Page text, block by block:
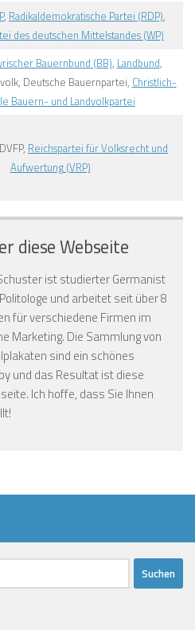
, Radikaldemokratische Partei (RDP),
des deutschen Mittelstandes (WP)
Bauernbund (BB), Landbund,
Deutsche Bauernpartei, Christlich-
Bauern- und Landvolkpartei
Reichspartei für Volksrecht und
Aufwertung (VRP)
diese Webseite
ist studierter Germanist
und arbeitet seit über 8
für verschiedene Firmen im
Marketing. Die Sammlung von
sind ein schönes
und das Resultat ist diese
Ich hoffe, dass Sie Ihnen